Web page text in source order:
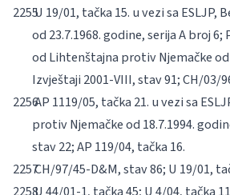
U 19/01, tačka 15. u vezi sa ESLJP,
od 23.7.1968. godine, serija A broj
od Lihtenštajna protiv Njemačke od
Izvještaji 2001-VIII, stav 91; CH/03/
AP 1119/05, tačka 21. u vezi sa
protiv Njemačke od 18.7.1994.
stav 22; AP 119/04, tačka 16.
CH/97/45-D&M, stav 86; U 19/01,
U 44/01-1, tačka 45; U 4/04, tačka